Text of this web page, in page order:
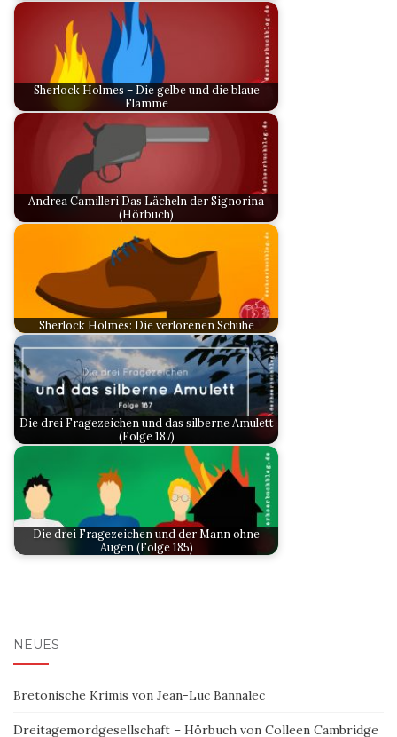
Sherlock Holmes – Die gelbe und die blaue
Flamme
Andrea Camilleri Das Lächeln der Signorina
(Hörbuch)
Sherlock Holmes: Die verlorenen Schuhe
Die drei Fragezeichen und das silberne Amulett
(Folge 187)
Die drei Fragezeichen und der Mann ohne
Augen (Folge 185)
NEUES
Bretonische Krimis von Jean-Luc Bannalec
Dreitagemordgesellschaft – Hörbuch von Colleen Cambridge